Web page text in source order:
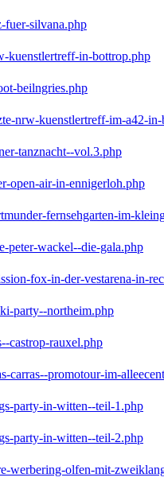
fuer-silvana.php
kuenstlertreff-in-bottrop.php
beilngries.php
nrw-kuenstlertreff-im-a42-
tanznacht--vol.3.php
open-air-in-ennigerloh.php
fernsehgarten-im-
peter-wackel--die-gala.php
fox-in-der-vestarena-in-
party--northeim.php
castrop-rauxel.php
carras--promotour-im-
party-in-witten--teil-1.php
party-in-witten--teil-2.php
werbering-olfen-mit-